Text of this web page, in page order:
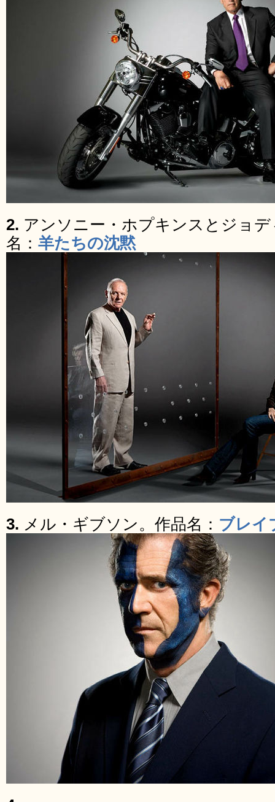
2. アンソニー・ホプキンスとジョ
名： 羊たちの沈黙
3. メル・ギブソン。作品名： ブレイ